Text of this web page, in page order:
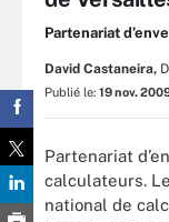
Partenariat
David Castaneira,
Publié le: 19 nov.
Partenariat
calculateurs.
national de